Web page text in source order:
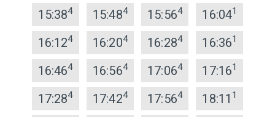
15:384 15:484 15:564 16:041
16:124 16:204 16:284 16:361
16:464 16:564 17:064 17:161
17:284 17:424 17:564 18:11 1